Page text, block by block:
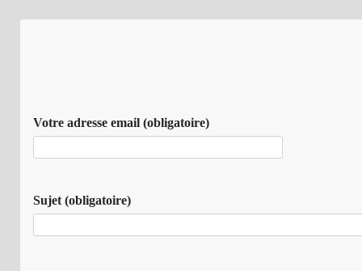
Votre adresse email (obligatoire)
Sujet (obligatoire)